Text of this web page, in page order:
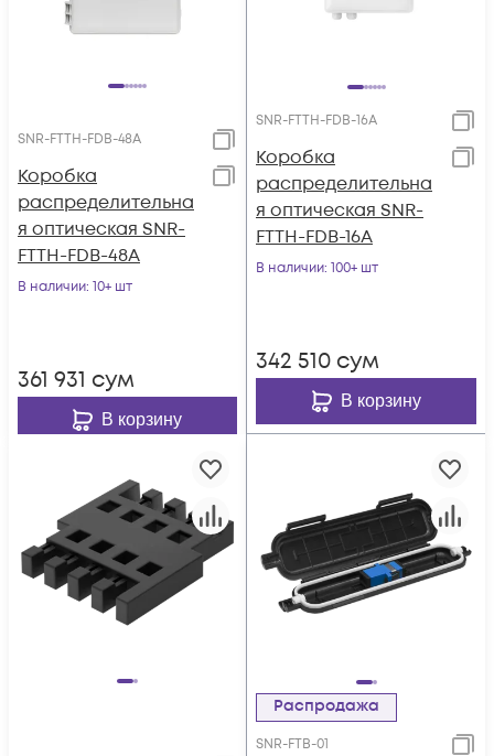
SNR-FTTH-FDB-48A
Коробка
распределительна
я оптическая SNR-
FTTH-FDB-48A
В наличии: 10+ шт
361 931 сум
В корзину
SNR-FTTH-FDB-16A
Коробка
распределительна
я оптическая SNR-
FTTH-FDB-16A
В наличии: 100+ шт
342 510 сум
В корзину
Распродажа
SNR-FTB-01